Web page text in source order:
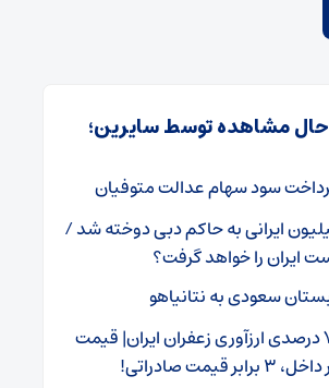
حال مشاهده توسط سایرین؛
سود سهام عدالت متوفیان
۹۱ میلیون ایرانی به حاکم دبی دوخته شد /
ایران را خواهد گرفت؟
سعودی به نتانیاهو
سقوط ۷۲ درصدی ارزآوری زعفران ایران| قیمت
قیمت صادراتی!